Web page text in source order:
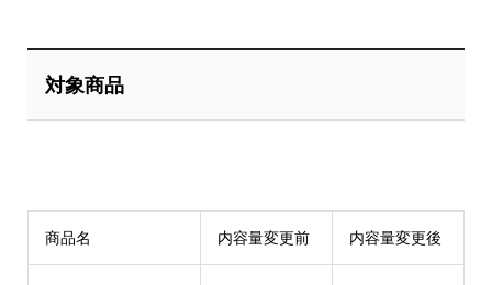
対象商品
商品名 内容量変更前 内容量変更後